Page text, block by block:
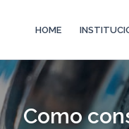
HOME
Como